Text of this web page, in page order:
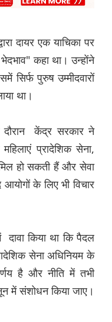
दायर एक याचिका पर
कहा था। उन्होंने
सिर्फ पुरुष उम्मीदवारों
था।
दौरान केंद्र सरकार ने
प्रादेशिक सेना,
हो सकती हैं और सेवा
के लिए भी विचार
दावा किया था कि पैदल
सेना अधिनियम के
है और नीति में तभी
में संशोधन किया जाए।